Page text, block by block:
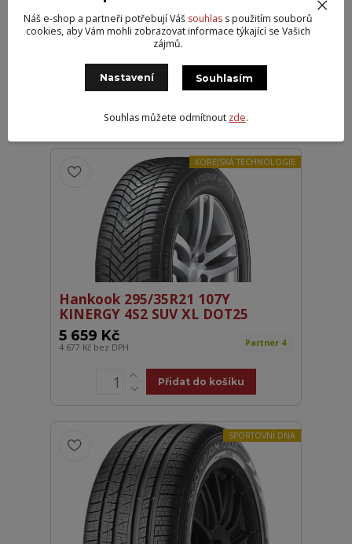
Falken 295/35R21 107W EUROALL
SEASON AS220 PRO XL
5 219 Kč
bez DPH
KOREJSKÁ TECHNOLOGIE
Hankook 295/35R21 107Y
KINERGY 4S2 SUV XL DOT25
5 659 Kč
4 677 Kč bez DPH Partner 4
Přidat do košíku
SPORTOVNÍ DNA
Náš e-shop a partneři potřebují Váš souhlass použitím souborů
cookies, aby Vám mohli zobrazovat informace týkající se Vašich
zájmů.
Nastavení Souhlasím
Souhlas můžete odmítnout zde.